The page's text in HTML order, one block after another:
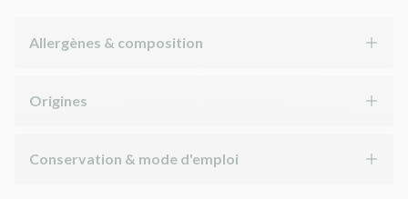
Allergènes & composition
Origines
Conservation & mode d'emploi